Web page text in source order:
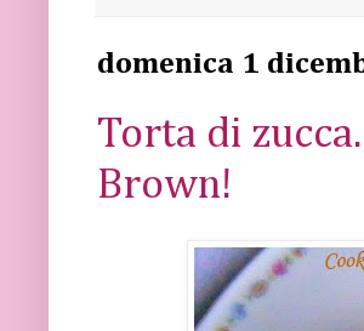
domenica 1
Torta di
Brown!